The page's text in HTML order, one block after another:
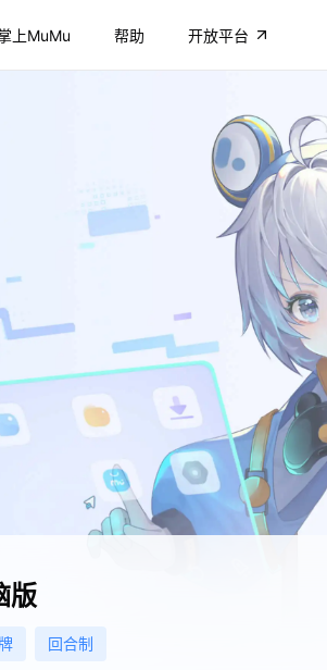
上MuMu 帮助 开放平台
版
回合制